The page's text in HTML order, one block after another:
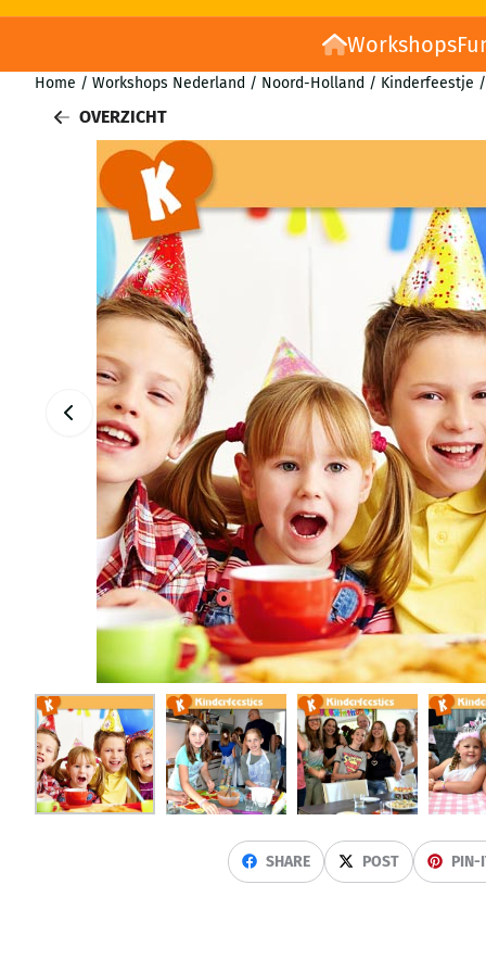
Workshops
Home / Workshops Nederland / Noord-Holland / Kinderfeestje /
OVERZICHT
SHARE POST PIN-